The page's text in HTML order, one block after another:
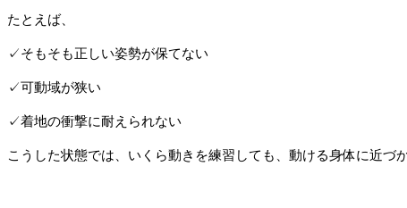
たとえば、
✓そもそも正しい姿勢が保てない
✓可動域が狭い
✓着地の衝撃に耐えられない
こうした状態では、いくら動きを練習しても、動ける身体に近づ